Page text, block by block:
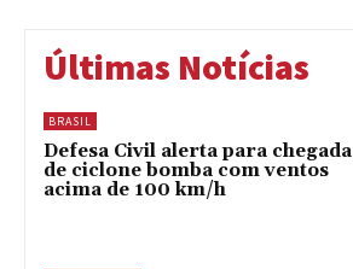
Últimas Notícias
BRASIL
Defesa Civil alerta para chegada
de ciclone bomba com ventos
acima de 100 km/h